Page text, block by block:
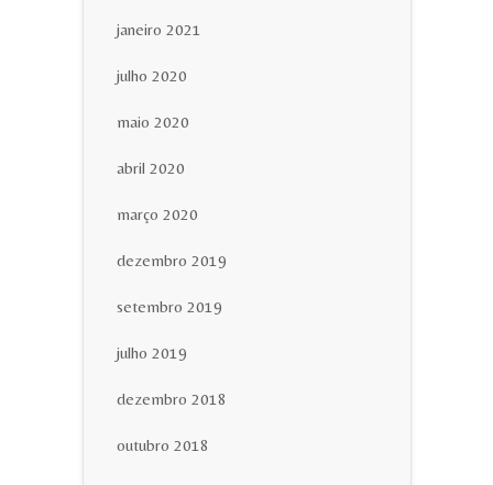
janeiro 2021
julho 2020
maio 2020
abril 2020
março 2020
dezembro 2019
setembro 2019
julho 2019
dezembro 2018
outubro 2018